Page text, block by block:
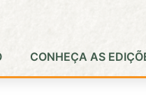
CONHEÇA AS